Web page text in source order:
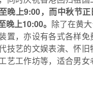
晚上9:00，而中秋节
晚上10:00。 除了在黄
置，亦设有各式各样
技艺的文娱表演、怀旧
艺工作坊等，适合男